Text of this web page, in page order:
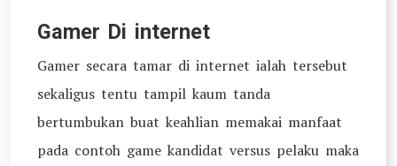
Gamer Di internet
Gamer secara tamar di internet ialah tersebut
sekaligus tentu tampil kaum tanda
bertumbukan buat keahlian memakai manfaat
pada contoh game kandidat versus pelaku maka